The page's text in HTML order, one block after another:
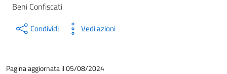
Beni Confiscati
Condividi Vedi azioni
Pagina aggiornata il 05/08/2024